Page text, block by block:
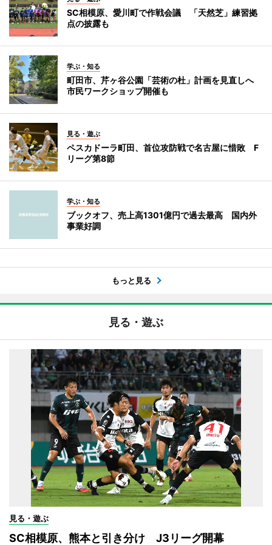
SC相模原、愛川町で作戦会議 「天然芝」練習拠
点の披露も
学ぶ・知る
町田市、芹ヶ谷公園「芸術の杜」計画を見直しへ
市民ワークショップ開催も
見る・遊ぶ
ペスカドーラ町田、首位攻防戦で名古屋に惜敗 F
リーグ第8節
学ぶ・知る
ブックオフ、売上高1301億円で過去最高 国内外
事業好調
もっと見る
見る・遊ぶ
見る・遊ぶ
SC相模原、熊本と引き分け J3リーグ開幕